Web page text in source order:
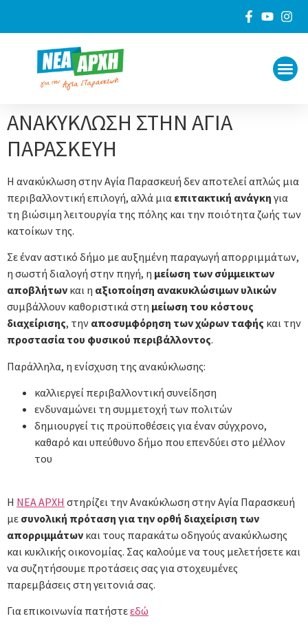
ΑΝΑΚΥΚΛΩΣΗ ΣΤΗΝ ΑΓΙΑ
ΠΑΡΑΣΚΕΥΗ
Η ανακύκλωση στην Αγία Παρασκευή δεν αποτελεί απλώς μια
περιβαλλοντική επιλογή, αλλά μια επιτακτική ανάγκηγια
τη βιώσιμη λειτουργία της πόλης και την ποιότητα ζωής των
κατοίκων της.
Σε έναν αστικό δήμο με αυξημένη παραγωγή απορριμμάτων,
η σωστή διαλογή στην πηγή, η μείωση των σύμμεικτων
αποβλήτων και η αξιοποίηση ανακυκλώσιμων υλικών
συμβάλλουν καθοριστικά στη μείωση του κόστους
διαχείρισης, την αποσυμφόρηση των χώρων ταφής και την
προστασία του φυσικού περιβάλλοντος.
Παράλληλα, η ενίσχυση της ανακύκλωσης:
καλλιεργεί περιβαλλοντική συνείδηση
ενδυναμώνει τη συμμετοχή των πολιτών
δημιουργεί τις προϋποθέσεις για έναν σύγχρονο,
καθαρό και υπεύθυνο δήμο που επενδύει στο μέλλον
του
Η ΝΕΑ ΑΡΧΗ στηρίζει την Ανακύκλωση στην Αγία Παρασκευή
με συνολική πρόταση για την ορθή διαχείριση των
απορριμμάτων και τους παρακάτω οδηγούς ανακύκλωσης
και κυκλικής οικονομίας. Σας καλούμε να τους μελετήσετε και
να συζητήσουμε προτάσεις σας για στοχευμένες
παρεμβάσεις στη γειτονιά σας.
Για επικοινωνία πατήστεεδώ